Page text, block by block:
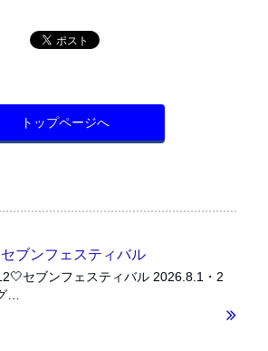
トップページへ
ブンフェスティバル
セブンフェスティバル 2026.8.1・2
…